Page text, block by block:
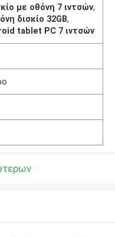
με οθόνη 7 ιντσών,
δισκίο 32GB,
tablet PC 7 ιντσών